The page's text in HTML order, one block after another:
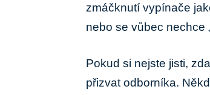
zmáčknutí vypínače
nebo se vůbec nechce
Pokud si nejste jisti,
přizvat odborníka.